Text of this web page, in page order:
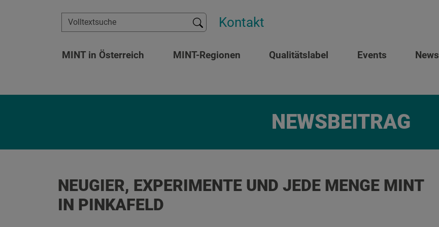
Zum Inhalt springen Suchen Kontakt
MINT in Österreich MINT-Regionen Qualitätslabel Events News
NEWSBEITRAG
NEUGIER, EXPERIMENTE UND JEDE MENGE MINT
IN PINKAFELD